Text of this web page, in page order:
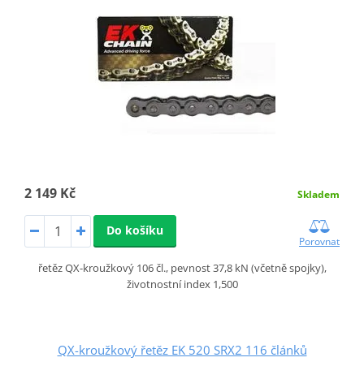
2 149 Kč Skladem
Do košíku
Porovnat
řetěz QX-kroužkový 106 čl., pevnost 37,8 kN (včetně spojky),
životnostní index 1,500
QX-kroužkový řetěz EK 520 SRX2 116 článků